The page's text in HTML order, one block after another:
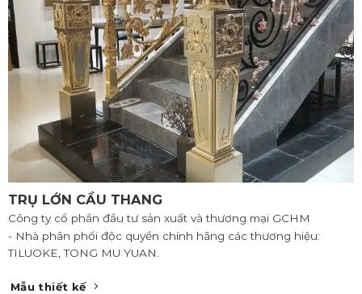
TRỤ LỚN CẦU THANG
Công ty cổ phần đầu tư sản xuất và thương mại GCHM
- Nhà phân phối độc quyền chính hãng các thương hiệu:
TILUOKE, TONG MU YUAN.
Mẫu thiết kế